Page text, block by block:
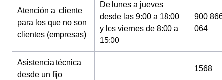
Atención al cliente
para los que no son
clientes (empresas)
De lunes a jueves
desde las 9:00 a 18:00
y los viernes de 8:00 a
15:00
900
064
Asistencia técnica
desde un fijo
1568